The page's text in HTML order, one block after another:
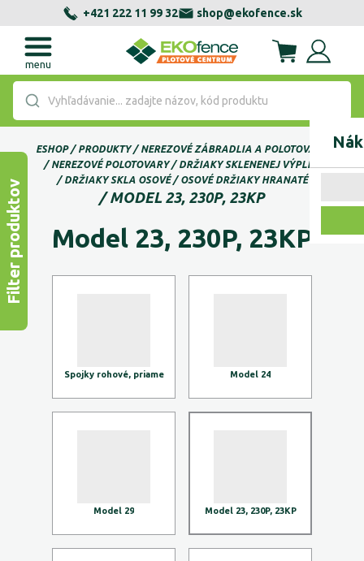
+421 222 11 99 32 shop@ekofence.sk
menu
Vyhľadávanie... zadajte názov, kód produktu
ESHOP PRODUKTY
NEREZOVÉ ZÁBRADLIA A POLOTOVARY
NEREZOVÉ POLOTOVARY
DRŽIAKY SKLENENEJ VÝPLNE
DRŽIAKY SKLA OSOVÉ
OSOVÉ DRŽIAKY HRANATÉ
MODEL 23, 230P, 23KP
Model 23, 230P, 23KP
Spojky rohové, priame Model 24
Model 29 Model 23, 230P, 23KP
Filter produktov